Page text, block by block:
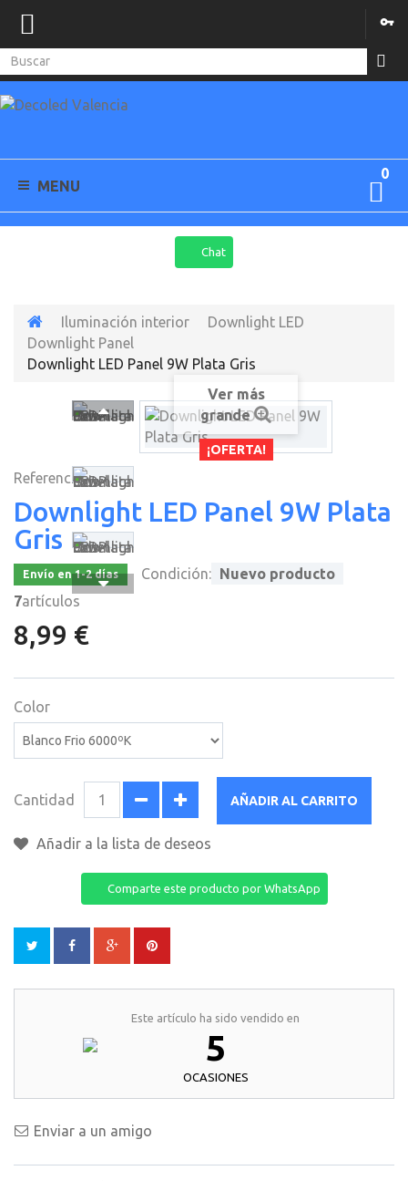
0
MENU
Chat
Iluminación interior
Downlight LED
Downlight Panel
Downlight LED Panel 9W Plata Gris
¡OFERTA!
Ver más
grande
Referencia
Downlight LED Panel 9W Plata
Gris
Envío en 1-2 días Condición: Nuevo producto
7artículos
8,99 €
Color
Cantidad AÑADIR AL CARRITO
Añadir a la lista de deseos
Comparte este producto por WhatsApp
Este artículo ha sido vendido en
5
OCASIONES
Enviar a un amigo